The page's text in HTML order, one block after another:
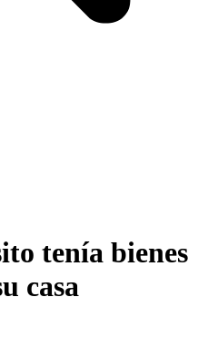
tenía bienes
casa